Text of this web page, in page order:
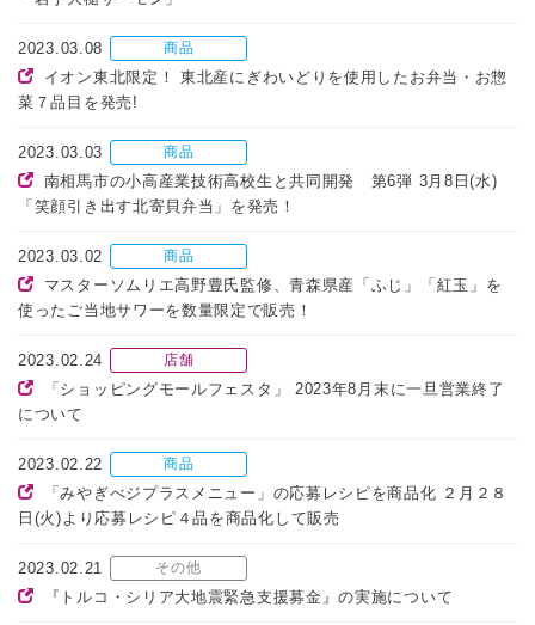
2023.03.08 商品
イオン東北限定！ 東北産にぎわいどりを使用したお弁当・お惣
菜７品目を発売!
2023.03.03 商品
南相馬市の小高産業技術高校生と共同開発 第6弾 3月8日(水)
「笑顔引き出す北寄貝弁当」を発売！
2023.03.02 商品
マスターソムリエ高野豊氏監修、青森県産「ふじ」「紅玉」を
使ったご当地サワーを数量限定で販売！
2023.02.24 店舗
「ショッピングモールフェスタ」 2023年8月末に一旦営業終了
について
2023.02.22 商品
「みやぎべジプラスメニュー」の応募レシピを商品化 ２月２８
日(火)より応募レシピ４品を商品化して販売
2023.02.21 その他
『トルコ・シリア大地震緊急支援募金』の実施について